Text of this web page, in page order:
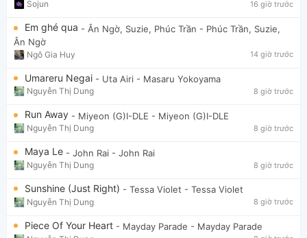
Sojun 16 giờ trước
Em ghé qua - Ân Ngờ, Suzie, Phúc Trần - Phúc Trần, Suzie,
Ân Ngờ
Ngô Gia Huy 14 giờ trước
Umareru Negai - Uta Airi - Masaru Yokoyama
Nguyễn Thị Dung 8 giờ trước
Run Away - Miyeon (G)I-DLE - Miyeon (G)I-DLE
Nguyễn Thị Dung 8 giờ trước
Maya Le - John Rai - John Rai
Nguyễn Thị Dung 8 giờ trước
Sunshine (Just Right) - Tessa Violet - Tessa Violet
Nguyễn Thị Dung 8 giờ trước
Piece Of Your Heart - Mayday Parade - Mayday Parade